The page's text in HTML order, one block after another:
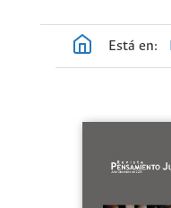
Está en: